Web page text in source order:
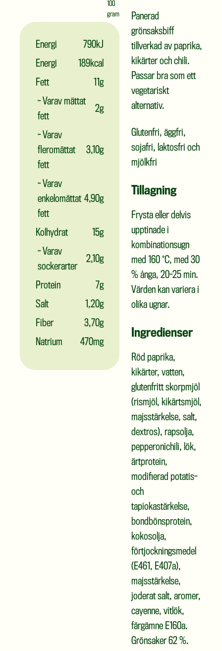
Panerad
grönsaksbiff
tillverkad av paprika,
kikärter och chili.
Passar bra som ett
vegetariskt
alternativ.
Glutenfri, äggfri,
sojafri, laktosfri och
mjölkfri
Tillagning
Frysta eller delvis
upptinade i
kombinationsugn
med 160 °C, med 30
% ånga, 20-25 min.
Värden kan variera i
olika ugnar.
Ingredienser
Röd paprika,
kikärter, vatten,
glutenfritt skorpmjöl
(rismjöl, kikärtsmjöl,
majsstärkelse, salt,
dextros), rapsolja,
pepperonichili, lök,
ärtprotein,
modifierad potatis-
och
tapiokastärkelse,
bondbönsprotein,
kokosolja,
förtjockningsmedel
(E461, E407a),
majsstärkelse,
joderat salt, aromer,
cayenne, vitlök,
färgämne E160a.
Grönsaker 62 %.
100
gram
Energi
790kJ
Energi
189kcal
Fett
11g
- Varav mättat
fett
2g
- Varav
fleromättat
fett
3,10g
- Varav
enkelomättat
fett
4,90g
Kolhydrat
15g
- Varav
sockerarter
2,10g
Protein
7g
Salt
1,20g
Fiber
3,70g
Natrium
470mg